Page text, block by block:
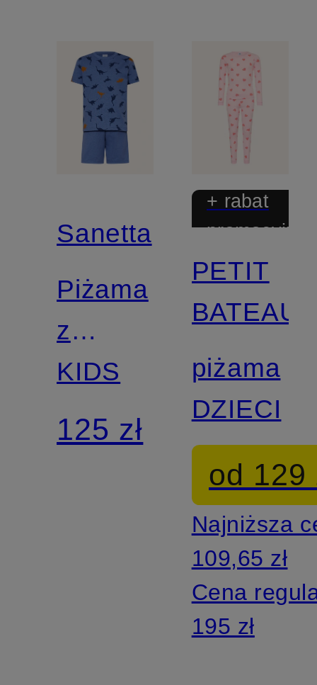
Sanetta
Piżama
z
szortami
KIDS
125 zł
+ rabat
promocyjny
PETIT
BATEAU
piżama
DZIECI
od 129
Najniższa
109,65 zł
Cena
195 zł